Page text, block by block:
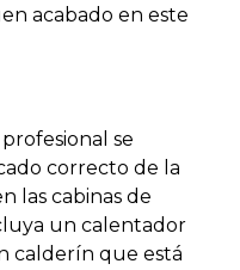
acabado en este
se
correcto de la
las cabinas de
un calentador
calderín que está